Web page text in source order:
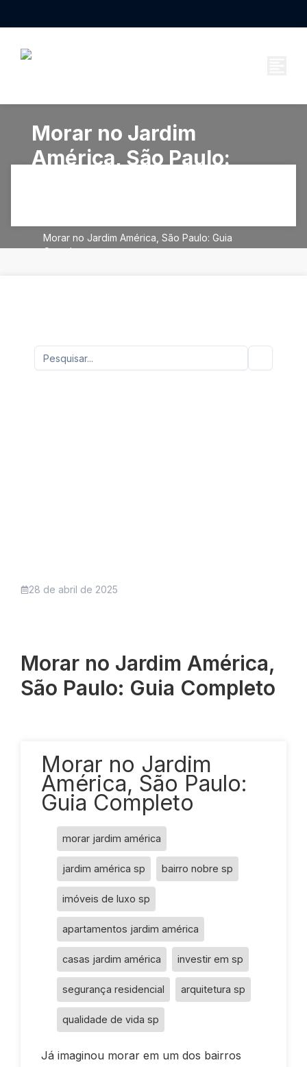
Morar no Jardim
América, São Paulo:
Morar no Jardim América, São Paulo: Guia
Completo
28 de abril de 2025
Morar no Jardim América,
São Paulo: Guia Completo
Morar no Jardim
América, São Paulo:
Guia Completo
morar jardim américa
jardim américa sp bairro nobre sp
imóveis de luxo sp
apartamentos jardim américa
casas jardim américa investir em sp
segurança residencial arquitetura sp
qualidade de vida sp
Já imaginou morar em um dos bairros